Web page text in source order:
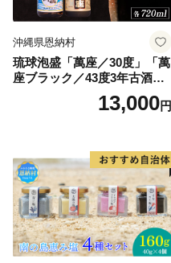
沖縄県恩納村
琉球泡盛「萬座／30度」「萬
座ブラック／43度3年古酒」
13,000円